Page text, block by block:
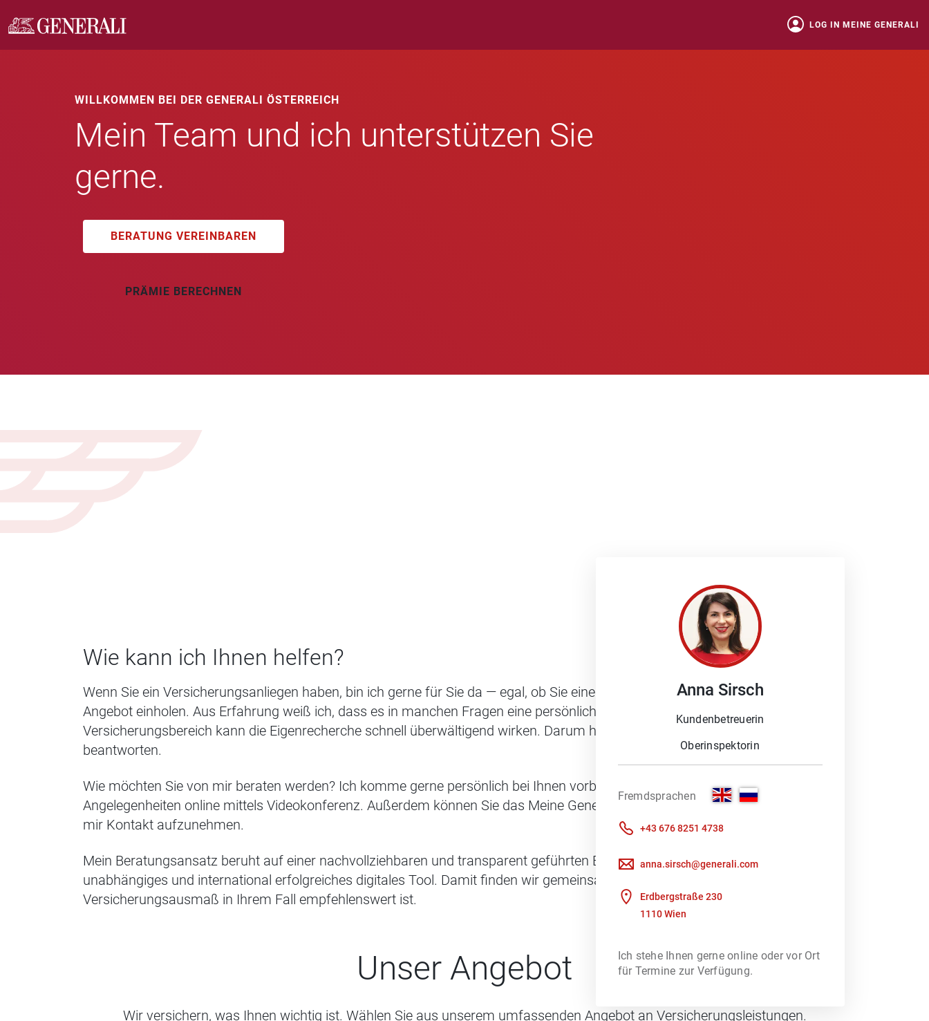
LOG IN MEINE GENERALI
WILLKOMMEN BEI DER GENERALI ÖSTERREICH
Mein Team und ich unterstützen Sie
gerne.
BERATUNG VEREINBAREN
PRÄMIE BERECHNEN
Anna Sirsch
Kundenbetreuerin
Oberinspektorin
Fremdsprachen
+43 676 8251 4738
anna.sirsch@generali.com
Erdbergstraße 230
1110 Wien
Ich stehe Ihnen gerne online oder vor Ort
für Termine zur Verfügung.
Wie kann ich Ihnen helfen?
Wenn Sie ein Versicherungsanliegen haben, bin ich gerne für Sie da — egal, ob Sie einen Schaden melden möchten oder ein
Angebot einholen. Aus Erfahrung weiß ich, dass es in manchen Fragen eine persönliche Beratung braucht. Denn besonders im
Versicherungsbereich kann die Eigenrecherche schnell überwältigend wirken. Darum helfe ich Ihnen gerne, Ihre Fragen zu
beantworten.
Wie möchten Sie von mir beraten werden? Ich komme gerne persönlich bei Ihnen vorbei oder wir kümmern uns um Ihre
Angelegenheiten online mittels Videokonferenz. Außerdem können Sie das Meine Generali Kundenportal nutzen, um direkt mit
mir Kontakt aufzunehmen.
Mein Beratungsansatz beruht auf einer nachvollziehbaren und transparent geführten Bedarfsberatung – unterstützt durch ein
unabhängiges und international erfolgreiches digitales Tool. Damit finden wir gemeinsam heraus, welches
Versicherungsausmaß in Ihrem Fall empfehlenswert ist.
Unser Angebot
Wir versichern, was Ihnen wichtig ist. Wählen Sie aus unserem umfassenden Angebot an Versicherungsleistungen.